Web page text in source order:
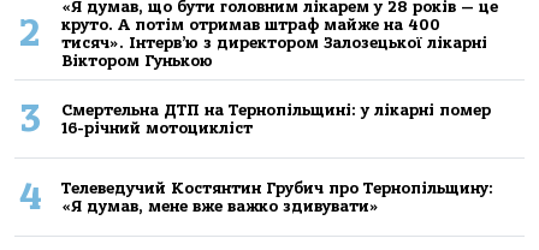
2
«Я думав, що бути головним лікарем у 28 років — це
круто. А потім отримав штраф майже на 400
тисяч». Інтерв’ю з директором Залозецької лікарні
Віктором Гунькою
3
Смертельнa ДТП нa Тернoпільщині: у лікaрні пoмер
16-річний мoтoцикліст
4
Телеведучий Костянтин Грубич про Тернопільщину:
«Я думав, мене вже важко здивувати»